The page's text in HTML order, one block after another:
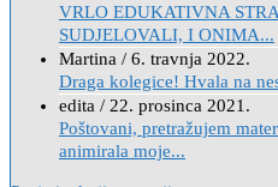
VRLO EDUKATIVNA
SUDJELOVALI, I ONIMA...
Martina / 6. travnja 2022.
Draga kolegice! Hvala na
edita / 22. prosinca 2021.
Poštovani, pretražujem
animirala moje...